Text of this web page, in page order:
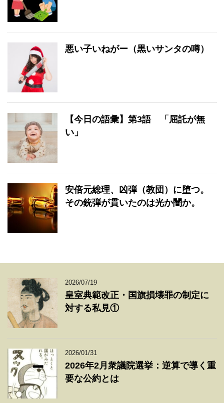
悪い子いねがー（黒いサンタの噂）
【今日の語彙】第3語 「屈託が無
い」
安倍元総理、凶弾（教団）に堕つ。
その銃弾が貫いたのは光か闇か。
2026/07/19
皇室典範改正・国旗損壊罪の制定に
対する私見①
2026/01/31
2026年2月衆議院選挙：逆算で導く重
要な公約とは